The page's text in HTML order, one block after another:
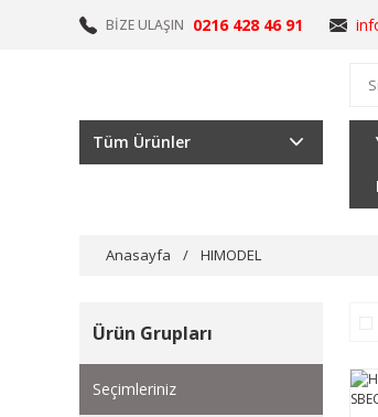
BİZE ULAŞIN 0216 428 46 91
Tüm Ürünler
Anasayfa HIMODEL
Ürün Grupları
Seçimleriniz